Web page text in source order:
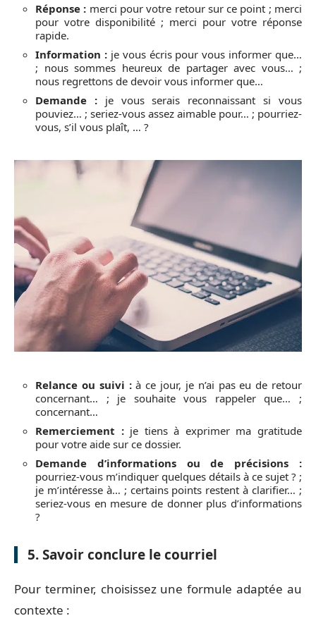
Réponse : merci pour votre retour sur ce point ; merci
pour votre disponibilité ; merci pour votre réponse
rapide.
Information :je vous écris pour vous informer que…
; nous sommes heureux de partager avec vous… ;
nous regrettons de devoir vous informer que…
Demande :je vous serais reconnaissant si vous
pouviez… ; seriez-vous assez aimable pour… ; pourriez-
vous, s’il vous plaît, … ?
Relance ou suivi :à ce jour, je n’ai pas eu de retour
concernant… ; je souhaite vous rappeler que… ;
concernant…
Remerciement :je tiens à exprimer ma gratitude
pour votre aide sur ce dossier.
Demande d’informations ou de précisions :
pourriez-vous m’indiquer quelques détails à ce sujet ? ;
je m’intéresse à… ; certains points restent à clarifier… ;
seriez-vous en mesure de donner plus d’informations
?
5. Savoir conclure le courriel
Pour terminer, choisissez une formule adaptée au
contexte :